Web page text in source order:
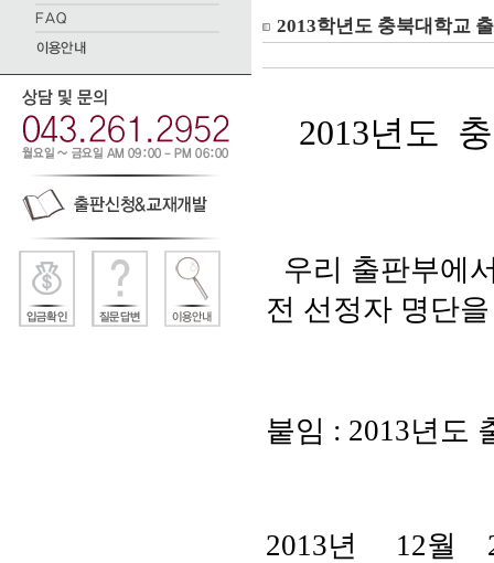
2013학년도 충북대학교
2013년도
우리 출판부에
전 선정자 명단
붙임 : 2013년도
2013년 12월